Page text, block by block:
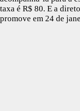
taxa é R$ 80. E a
promove em 24 de